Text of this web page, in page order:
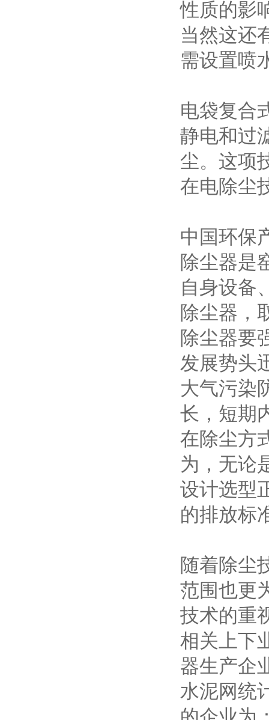
性质的影
当然这还
需设置喷
电袋复合
静电和过
尘。这项
在电除尘
中国环保
除尘器是
自身设备
除尘器，
除尘器要
发展势头
大气污染
长，短期
在除尘方
为，无论
设计选型
的排放标
随着除尘
范围也更
技术的重
相关上下
器生产企
水泥网统